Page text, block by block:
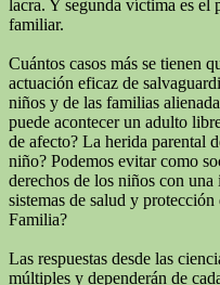
lacra. Y segunda víctima es
familiar.
Cuántos casos más se tienen
actuación eficaz de
niños y de las familias
puede acontecer un adulto
de afecto? La herida parental
niño? Podemos evitar como
derechos de los niños con
sistemas de salud y
Familia?
Las respuestas desde las
múltiples y dependerán de